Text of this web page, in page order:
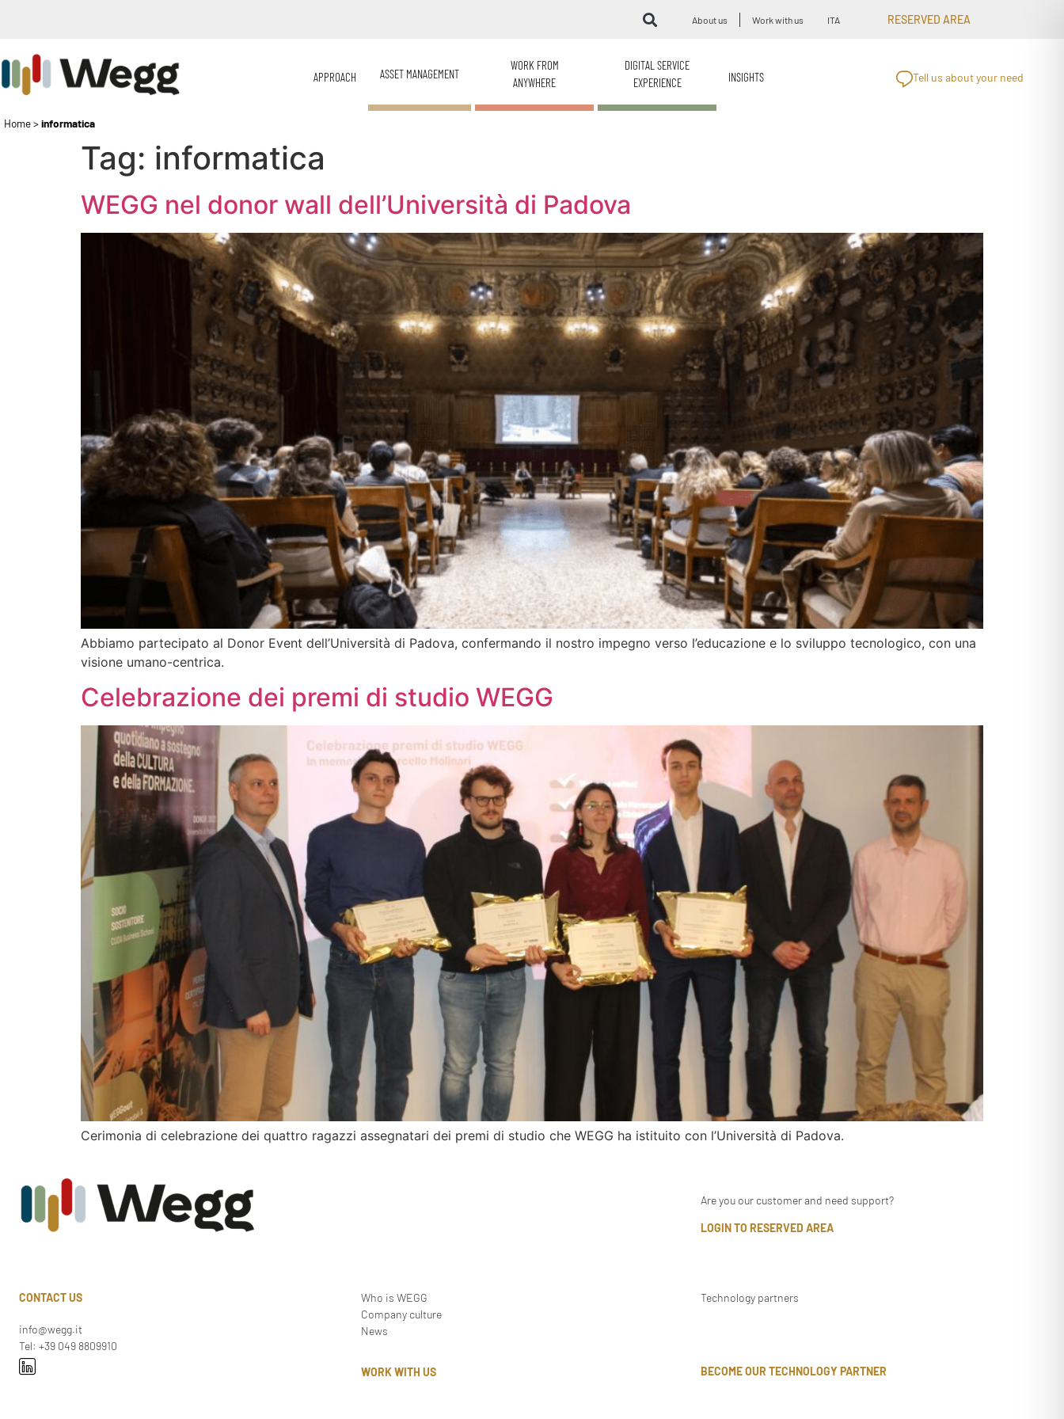
About us Work with us ITA RESERVED AREA
APPROACH ASSET MANAGEMENT
WORK FROM
ANYWHERE
DIGITAL SERVICE
EXPERIENCE
INSIGHTS Tell us about your need
Home>informatica
Tag: informatica
WEGG nel donor wall dell’Università di Padova
Abbiamo partecipato al Donor Event dell’Università di Padova, confermando il nostro impegno verso l’educazione e lo sviluppo tecnologico, con una
visione umano-centrica.
Celebrazione dei premi di studio WEGG
Cerimonia di celebrazione dei quattro ragazzi assegnatari dei premi di studio che WEGG ha istituito con l’Università di Padova.
Are you our customer and need support?
LOGIN TO RESERVED AREA
CONTACT US
info@wegg.it
Tel: +39 049 8809910
Who is WEGG
Company culture
News
WORK WITH US
Technology partners
BECOME OUR TECHNOLOGY PARTNER